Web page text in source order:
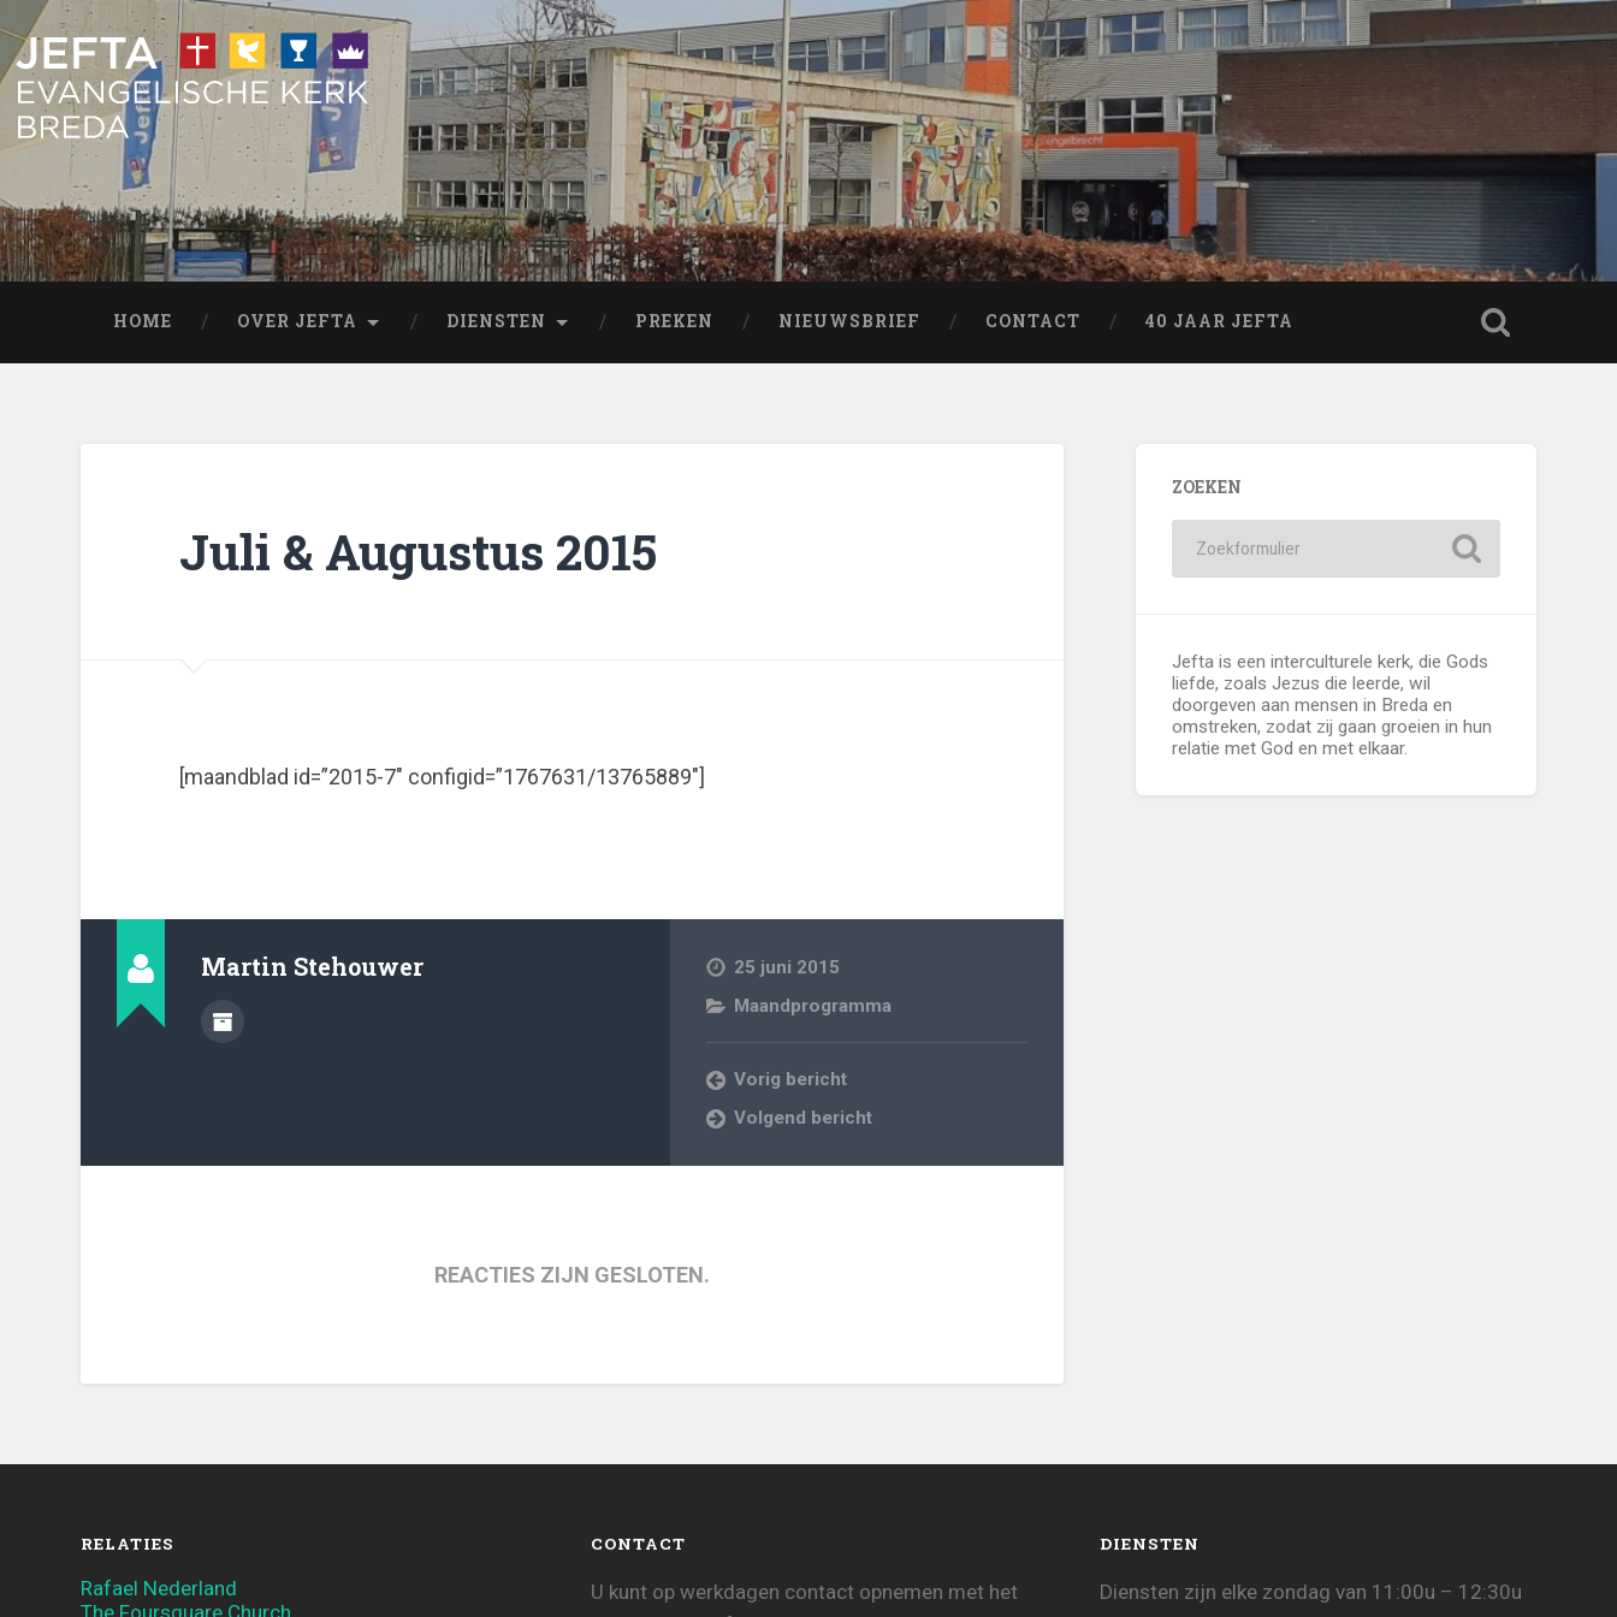
HOME OVER JEFTA DIENSTEN PREKEN NIEUWSBRIEF CONTACT 40 JAAR JEFTA
Juli & Augustus 2015
[maandblad id=”2015-7″ configid=”1767631/13765889″]
Martin Stehouwer
25 juni 2015
Maandprogramma
Vorig bericht
Volgend bericht
REACTIES ZIJN GESLOTEN.
ZOEKEN
Jefta is een interculturele kerk, die Gods
liefde, zoals Jezus die leerde, wil
doorgeven aan mensen in Breda en
omstreken, zodat zij gaan groeien in hun
relatie met God en met elkaar.
RELATIES
Rafael Nederland
CONTACT
U kunt op werkdagen contact opnemen met het
DIENSTEN
Diensten zijn elke zondag van 11:00u – 12:30u